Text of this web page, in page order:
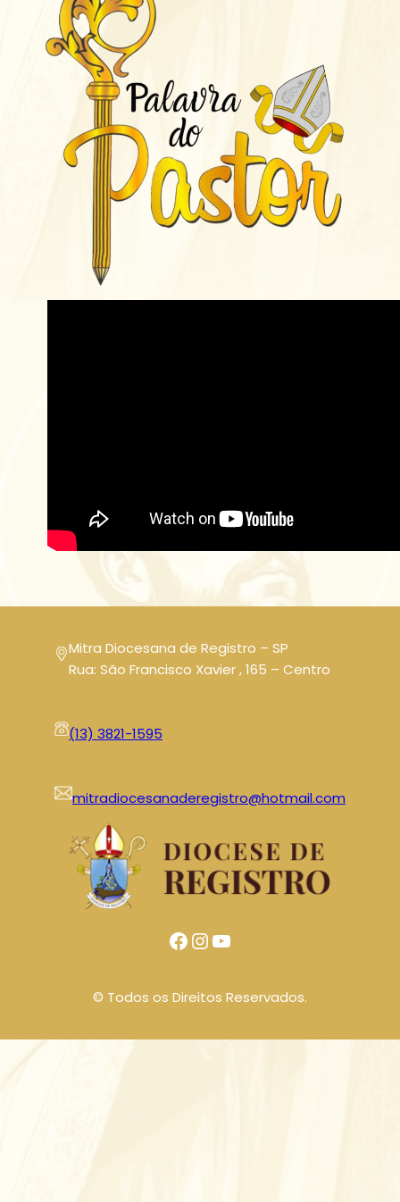
Mitra Diocesana de Registro – SP
Rua: São Francisco Xavier , 165 – Centro
(13) 3821-1595
mitradiocesanaderegistro@hotmail.com
Facebook InstagramYoutube
© Todos os Direitos Reservados.